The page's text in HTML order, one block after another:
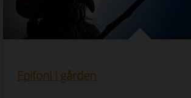
Epifoni i gården